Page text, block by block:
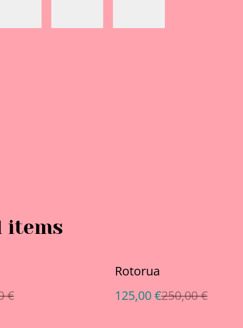
items
€
%
Rotorua
125,00 €250,00 €